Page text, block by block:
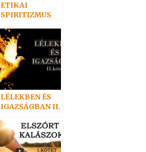
ETIKAI
SPIRITIZMUS
MEGBOCSÁTÁS
RÓL, A
KÖNYÖRÜLETR
ŐL
LÉLEKBEN ÉS
IGAZSÁGBAN II.